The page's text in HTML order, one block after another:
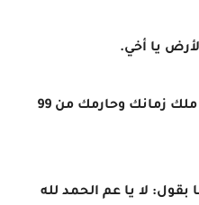
يا أخي.
ابتسم: أهو المحن ده هيخليك ملك زمانك وحارمك من 99
بقول: لا يا عم الحمد لله